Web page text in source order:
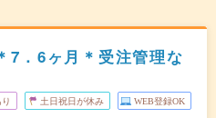
7．6ヶ月＊受注管理な
土日祝日が休み WEB登録OK